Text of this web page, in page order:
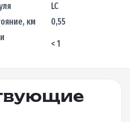
LC
км
0,55
< 1